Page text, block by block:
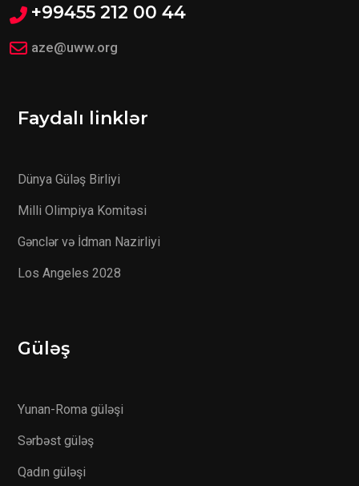
+99455 212 00 44
aze@uww.org
Faydalı linklər
Dünya Güləş Birliyi
Milli Olimpiya Komitəsi
Gənclər və İdman Nazirliyi
Los Angeles 2028
Güləş
Yunan-Roma güləşi
Sərbəst güləş
Qadın güləşi